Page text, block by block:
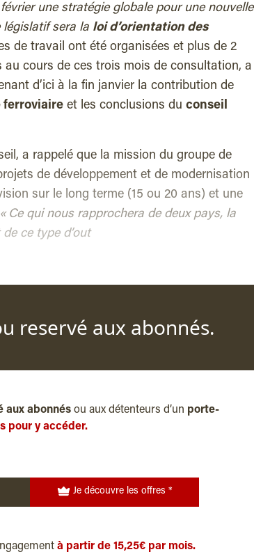
une stratégie globale pour une nouvelle
sera la loi d’orientation des
de travail ont été organisées et plus de 2
cours de ces trois mois de consultation, a
d’ici à la fin janvier la contribution de
ferroviaire et les conclusions du conseil
a rappelé que la mission du groupe de
de développement et de modernisation
sur le long terme (15 ou 20 ans) et une
« Ce qui nous rapprochera de deux pays, la
ce type d’out
reservé aux abonnés.
aux abonnés ou aux détenteurs d’un porte-
pour y accéder.
Je découvre les offres *
à partir de 15,25€ par mois.